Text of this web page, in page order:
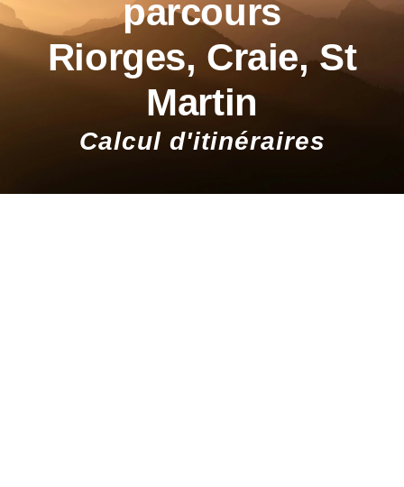
parcours
Riorges, Craie, St
Martin
Calcul d'itinéraires